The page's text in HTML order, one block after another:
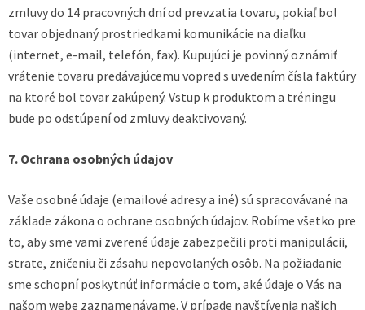
zmluvy do 14 pracovných dní od prevzatia tovaru, pokiaľ bol
tovar objednaný prostriedkami komunikácie na diaľku
(internet, e-mail, telefón, fax). Kupujúci je povinný oznámiť
vrátenie tovaru predávajúcemu vopred s uvedením čísla faktúry
na ktoré bol tovar zakúpený. Vstup k produktom a tréningu
bude po odstúpení od zmluvy deaktivovaný.
7. Ochrana osobných údajov
Vaše osobné údaje (emailové adresy a iné) sú spracovávané na
základe zákona o ochrane osobných údajov. Robíme všetko pre
to, aby sme vami zverené údaje zabezpečili proti manipulácii,
strate, zničeniu či zásahu nepovolaných osôb. Na požiadanie
sme schopní poskytnúť informácie o tom, aké údaje o Vás na
našom webe zaznamenávame. V prípade navštívenia našich